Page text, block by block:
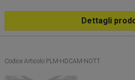
Dettagli
Codice Articolo PLM-HDCAM-NOTT